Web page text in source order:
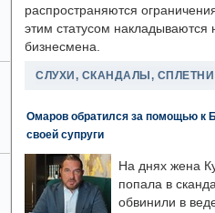
распространяются
этим статусом накладываются
бизнесмена.
СЛУХИ, СКАНДАЛЫ, СПЛЕТНИ
Омаров обратился за помощью к
своей супруги
На днях жена
попала в
обвинили в